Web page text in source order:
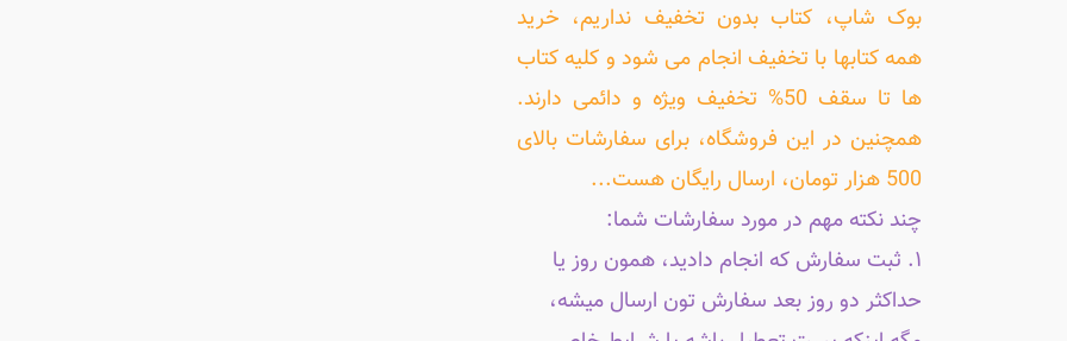
بوک شاپ، کتاب بدون تخفیف نداریم، خرید
همه کتابها با تخفیف انجام می شود و کلیه کتاب
ها تا سقف 50% تخفیف ویژه و دائمی دارند.
همچنین در این فروشگاه، برای سفارشات بالای
500 هزار تومان، ارسال رایگان هست...
چند نکته مهم در مورد سفارشات شما:
۱. ثبت سفارش که انجام دادید، همون روز یا
حداکثر دو روز بعد سفارش تون ارسال میشه،